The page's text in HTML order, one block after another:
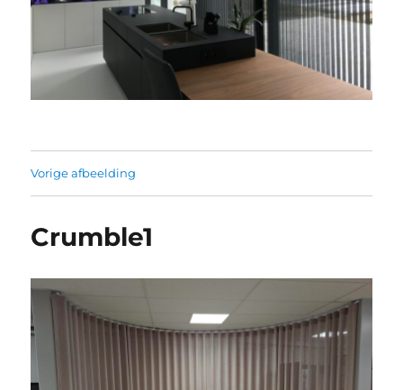
Vorige afbeelding
Crumble1